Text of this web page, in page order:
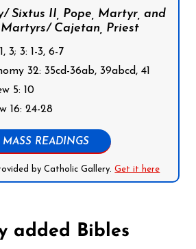
Sixtus II, Pope, Martyr, and
Martyrs/ Cajetan, Priest
3; 3: 1-3, 6-7
32: 35cd-36ab, 39abcd, 41
5: 10
16: 24-28
MASS READINGS
by Catholic Gallery.Get it here
added Bibles